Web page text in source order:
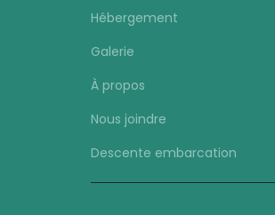
Hébergement
Galerie
À propos
Nous joindre
Descente embarcation